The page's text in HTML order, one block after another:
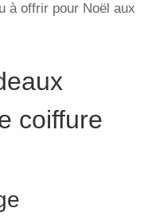
à offrir pour Noël aux
coiffure